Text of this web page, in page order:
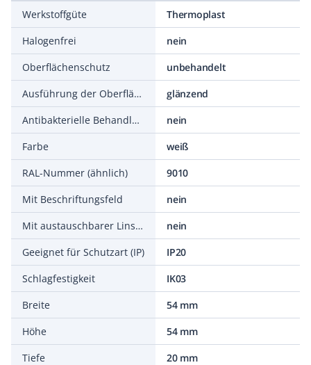
Werkstoffgüte
Thermoplast
Halogenfrei
nein
Oberflächenschutz
unbehandelt
Ausführung der Oberfläche
glänzend
Antibakterielle Behandlung
nein
Farbe
weiß
RAL-Nummer (ähnlich)
9010
Mit Beschriftungsfeld
nein
Mit austauschbarer Linse/Symbol
nein
Geeignet für Schutzart (IP)
IP20
Schlagfestigkeit
IK03
Breite
54 mm
Höhe
54 mm
Tiefe
20 mm